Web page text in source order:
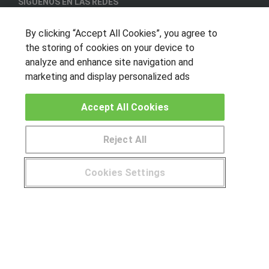
SÍGUENOS EN LAS REDES
OTROS GRUPOS DE INTERES
Muro de los idiomas
CENTROS DE FORMACIÓN
Publicar cursos
¿Tienes alguna duda? 900 264 357
By clicking “Accept All Cookies”, you agree to
the storing of cookies on your device to
analyze and enhance site navigation and
marketing and display personalized ads
Cookies Settings
Reject All
Accept All Cookies